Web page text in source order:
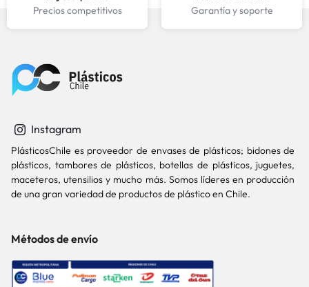
Precios competitivos
Garantía y soporte
Instagram
PlásticosChile es proveedor de envases de plásticos; bidones de
plásticos, tambores de plásticos, botellas de plásticos, juguetes,
maceteros, utensilios y mucho más. Somos líderes en producción
de una gran variedad de productos de plástico en Chile.
Métodos de envío